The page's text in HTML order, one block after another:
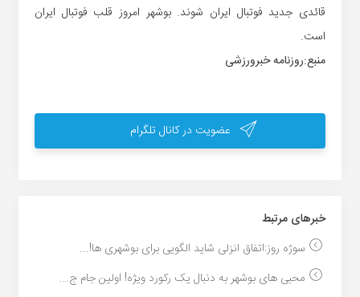
قائدی جدید فوتبال ایران شوند. بوشهر امروز قلب فوتبال ایران
است.
منبع:روزنامه خبرورزشی
عضویت در کانال تلگرام
خبر‌های مرتبط
سوژه روز:اتفاق انزلی شاید الگویی برای بوشهری ها!...
محبی های بوشهر به دنبال یک رکورد ویژه! اولین جام ج...